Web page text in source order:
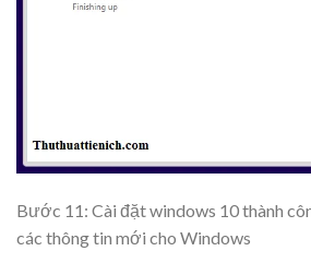
Bước 11: Cài đặt windows 10thành
các thông tin mới cho Windows